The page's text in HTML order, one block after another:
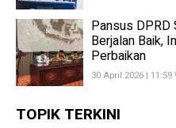
Pansus DPRD
Berjalan Baik,
Perbaikan
30 April 2026 | 11:59
TOPIK TERKINI